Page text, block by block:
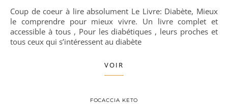
Coup de coeur à lire absolument Le Livre: Diabète, Mieux
le comprendre pour mieux vivre. Un livre complet et
accessible à tous , Pour les diabétiques , leurs proches et
tous ceux qui s’intéressent au diabète
VOIR
FOCACCIA KETO